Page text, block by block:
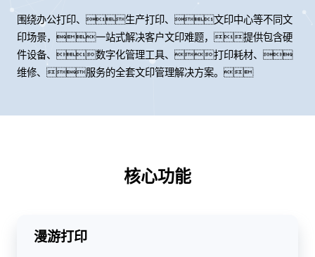
围绕办公打印、生产打印、文印中心等不同文
印场景，一站式解决客户文印难题，提供包含硬
件设备、数字化管理工具、打印耗材、
维修、服务的全套文印管理解决方案。
核心功能
漫游打印